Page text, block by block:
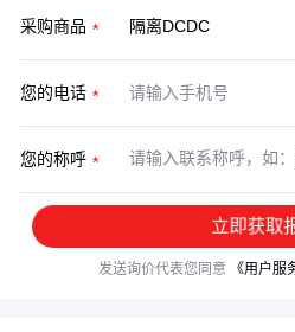
采购商品
您的电话
您的称呼
立即获取
发送询价代表您同意 《用户服